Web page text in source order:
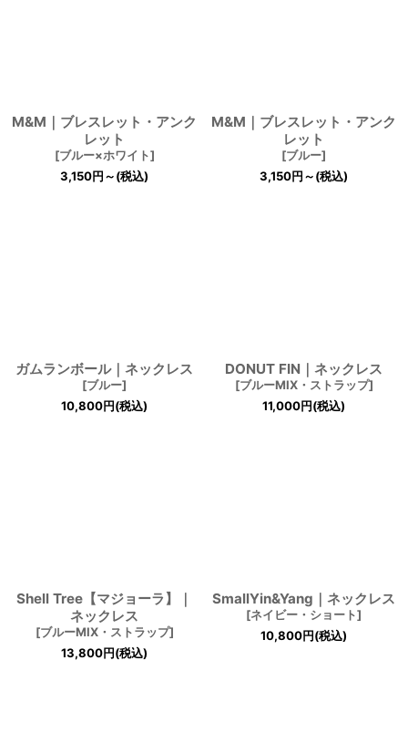
M&M｜ブレスレット・アンク
レット
[ブルー×ホワイト]
3,150円～(税込)
M&M｜ブレスレット・アンク
レット
[ブルー]
3,150円～(税込)
ガムランボール｜ネックレス
[ブルー]
10,800円(税込)
DONUT FIN｜ネックレス
[ブルーMIX・ストラップ]
11,000円(税込)
Shell Tree【マジョーラ】｜
ネックレス
[ブルーMIX・ストラップ]
13,800円(税込)
SmallYin&Yang｜ネックレス
[ネイビー・ショート]
10,800円(税込)